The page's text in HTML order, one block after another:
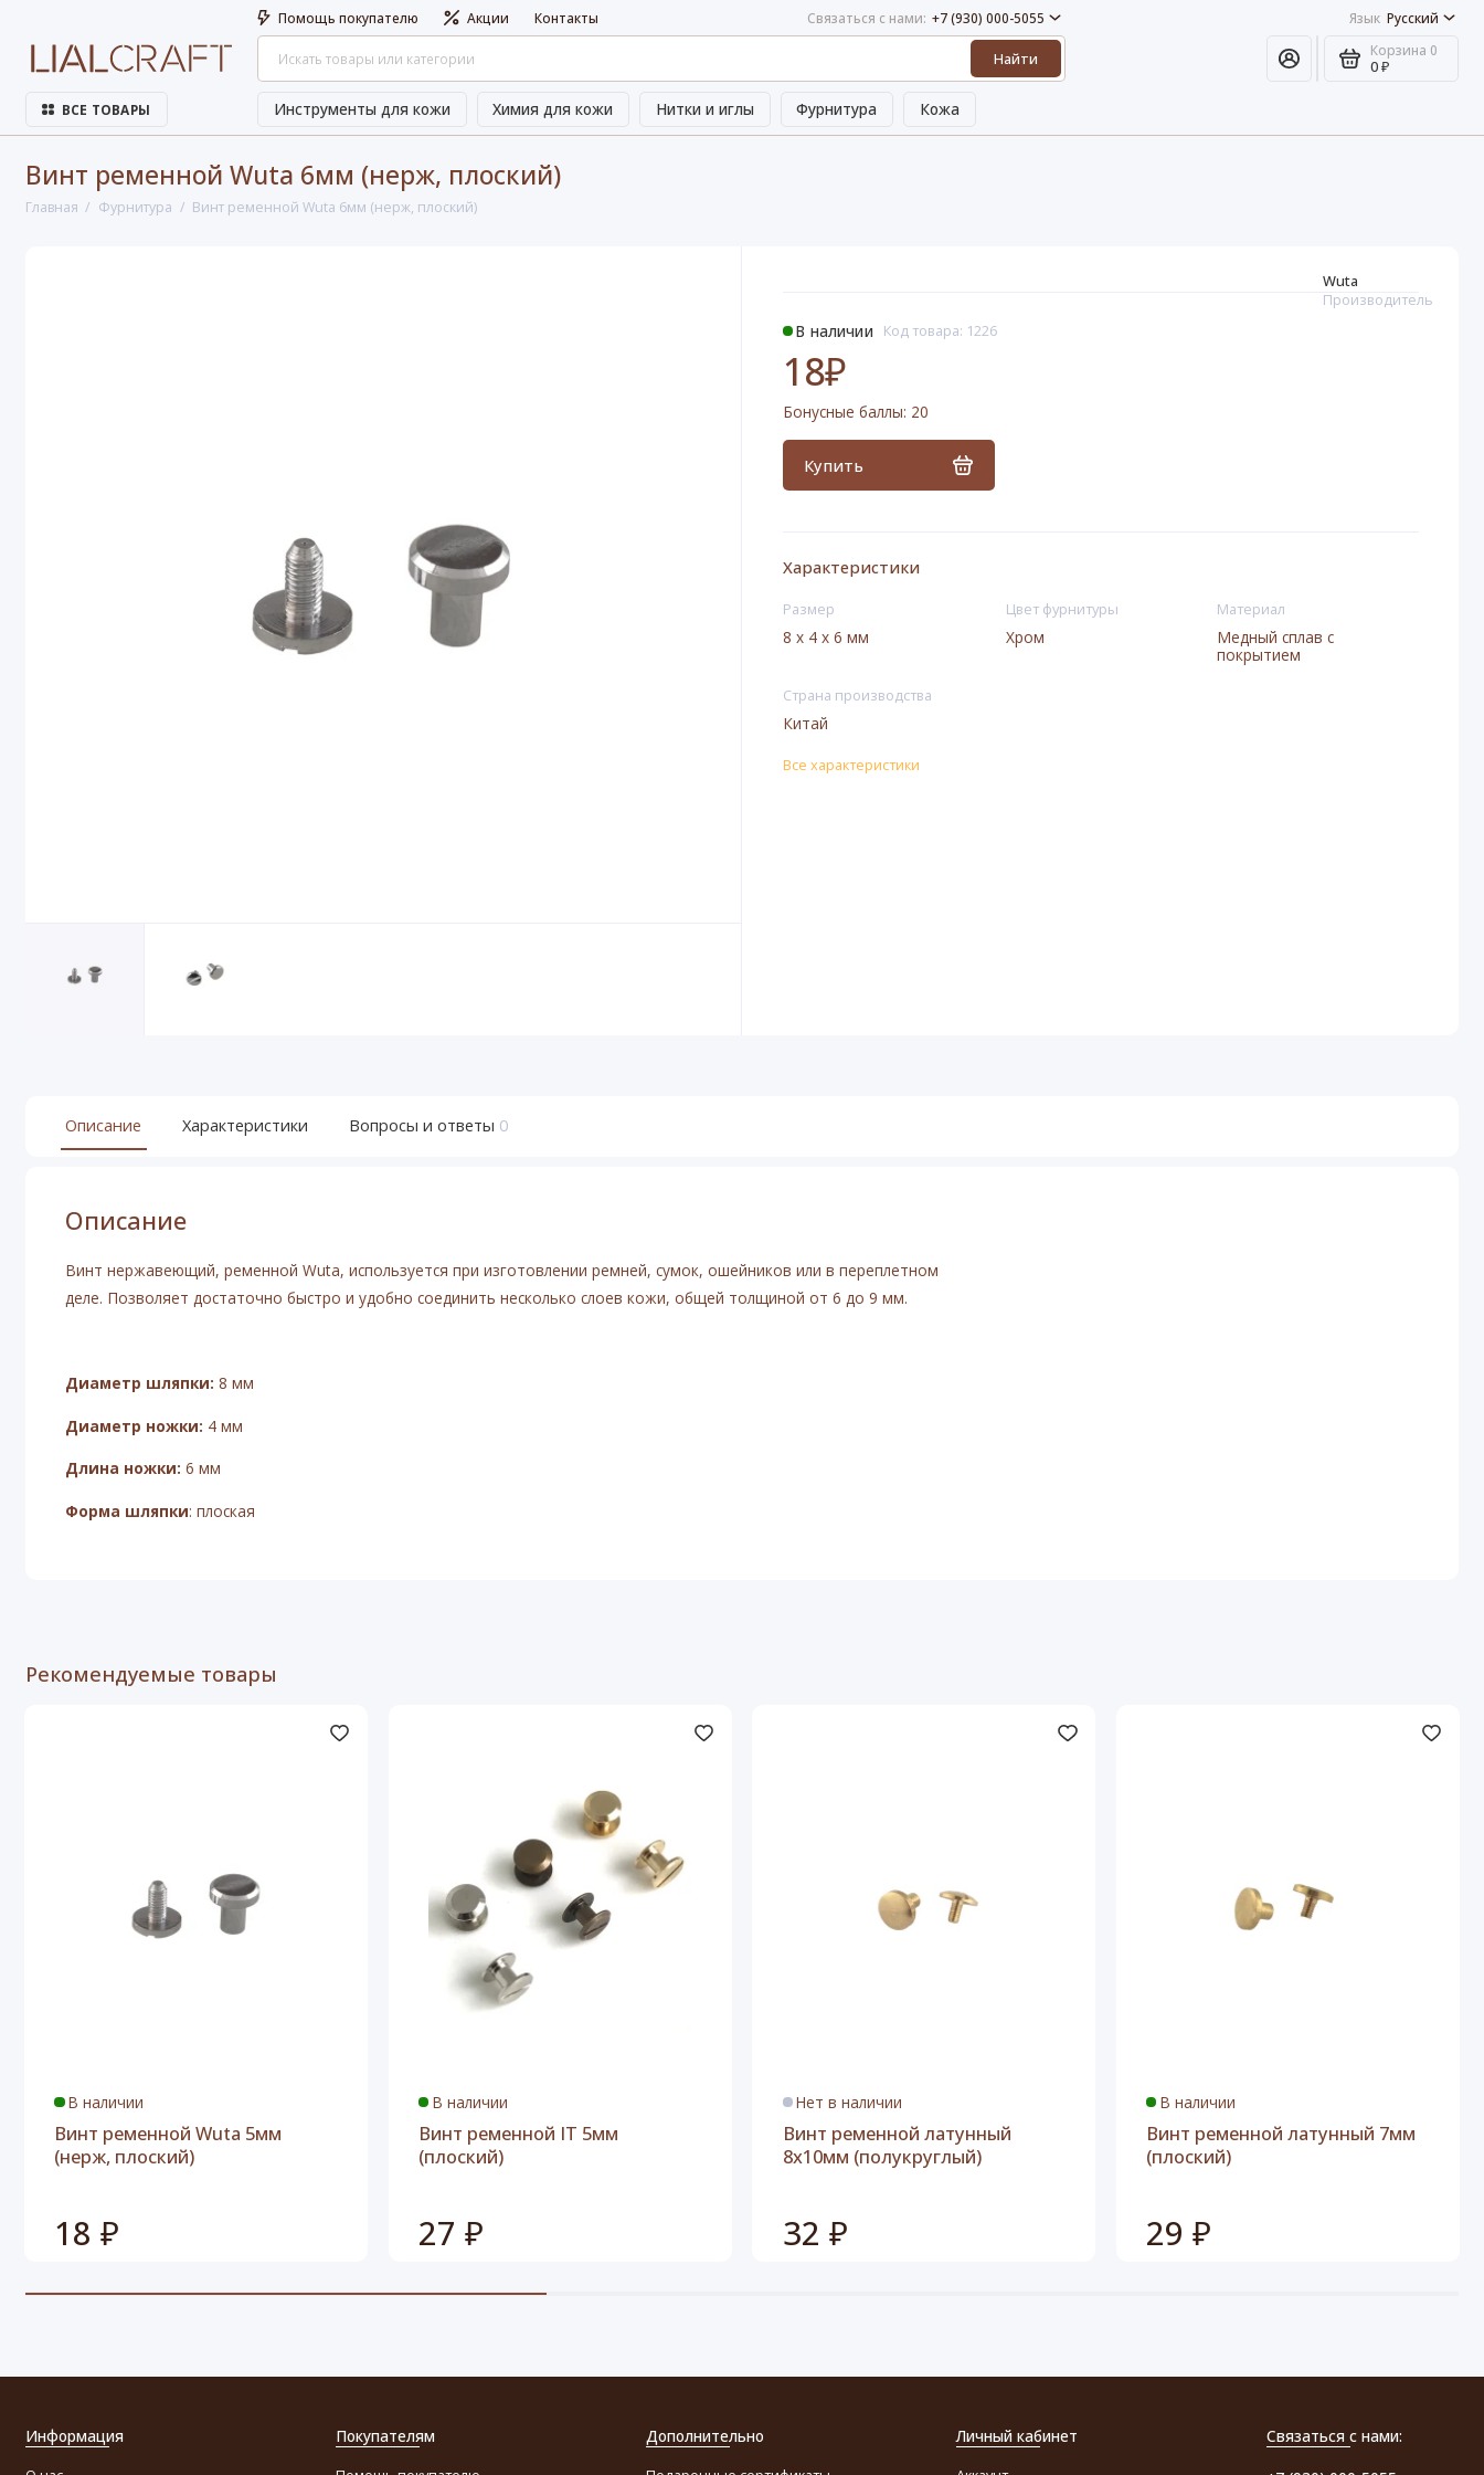
Помощь покупателю Акции Контакты Связаться с нами: +7 (930) 000-5055 Язык Русский
Найти Корзина 0
0 ₽
ВСЕ ТОВАРЫ Инструменты для кожи Химия для кожи Нитки и иглы Фурнитура Кожа
Винт ременной Wuta 6мм (нерж, плоский)
Главная Фурнитура Винт ременной Wuta 6мм (нерж, плоский)
В наличии Код товара: 1226
Wuta
Производитель
18₽
Бонусные баллы: 20
Купить
Характеристики
Размер
8 x 4 x 6 мм
Цвет фурнитуры
Хром
Материал
Медный сплав с
покрытием
Страна производства
Китай
Все характеристики
Описание Характеристики Вопросы и ответы 0
Описание
Винт нержавеющий, ременной Wuta, используется при изготовлении ремней, сумок, ошейников или в переплетном
деле. Позволяет достаточно быстро и удобно соединить несколько слоев кожи, общей толщиной от 6 до 9 мм.
Диаметр шляпки: 8 мм
Диаметр ножки: 4 мм
Длина ножки: 6 мм
Форма шляпки: плоская
Рекомендуемые товары
В наличии
Винт ременной Wuta 5мм
(нерж, плоский)
18 ₽
В наличии
Винт ременной IT 5мм
(плоский)
27 ₽
Нет в наличии
Винт ременной латунный
8x10мм (полукруглый)
32 ₽
В наличии
Винт ременной латунный 7мм
(плоский)
29 ₽
Информация Покупателям Дополнительно Личный кабинет Связаться с нами: